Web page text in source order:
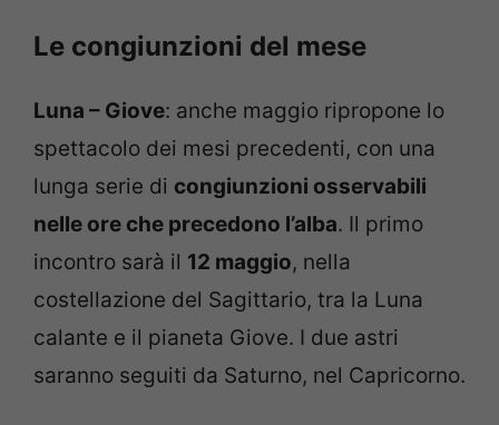
Le congiunzioni del mese
Luna – Giove: anche maggio ripropone lo
spettacolo dei mesi precedenti, con una
lunga serie di congiunzioni osservabili
nelle ore che precedono l’alba. Il primo
incontro sarà il 12 maggio, nella
costellazione del Sagittario, tra la Luna
calante e il pianeta Giove. I due astri
saranno seguiti da Saturno, nel Capricorno.